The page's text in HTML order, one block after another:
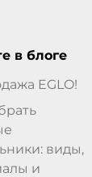
в блоге
EGLO!
виды,
и